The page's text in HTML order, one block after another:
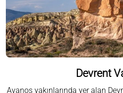
Devrent
Avanos yakınlarında yer alan